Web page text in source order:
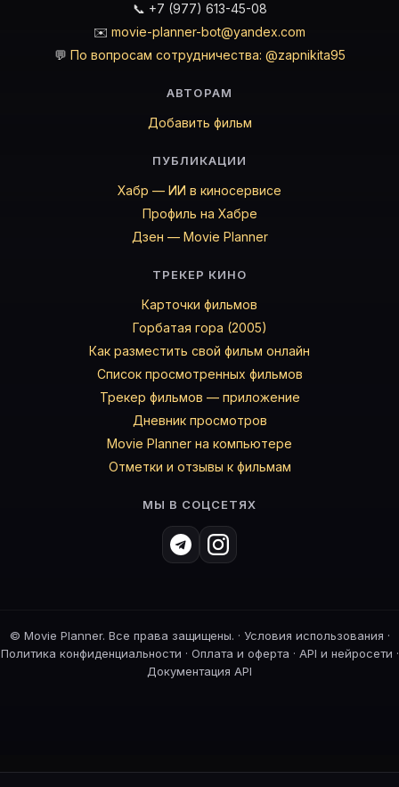
📞 +7 (977) 613-45-08
✉️ movie-planner-bot@yandex.com
💬 По вопросам сотрудничества: @zapnikita95
АВТОРАМ
Добавить фильм
ПУБЛИКАЦИИ
Хабр — ИИ в киносервисе
Профиль на Хабре
Дзен — Movie Planner
ТРЕКЕР КИНО
Карточки фильмов
Горбатая гора (2005)
Как разместить свой фильм онлайн
Список просмотренных фильмов
Трекер фильмов — приложение
Дневник просмотров
Movie Planner на компьютере
Отметки и отзывы к фильмам
МЫ В СОЦСЕТЯХ
© Movie Planner. Все права защищены. · Условия использования ·
Политика конфиденциальности · Оплата и оферта · API и нейросети ·
Документация API